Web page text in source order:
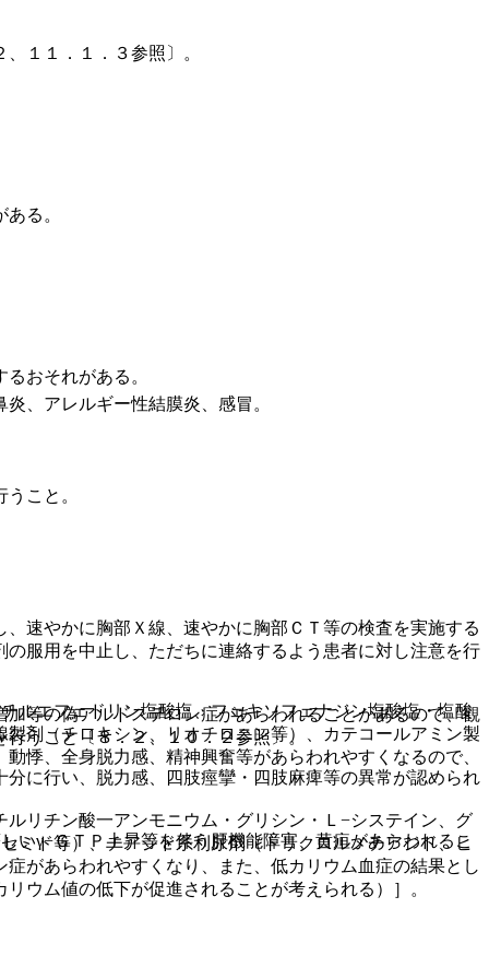
１１．１．３参照〕。
る。
おそれがある。
ルエフェドリン塩酸塩、フェキソフェナジン塩酸塩・塩酸
剤（チロキシン、リオチロニン等）、カテコールアミン製
悸、全身脱力感、精神興奮等があらわれやすくなるので、
リチン酸一アンモニウム・グリシン・Ｌ−システイン、グ
ミド等）、チアジド系利尿剤（トリクロルメチアジド、ヒ
があらわれやすくなり、また、低カリウム血症の結果とし
ウム値の低下が促進されることが考えられる）］。
、アレルギー性結膜炎、感冒。
こと。
速やかに胸部Ｘ線、速やかに胸部ＣＴ等の検査を実施する
服用を中止し、ただちに連絡するよう患者に対し注意を行
等の偽アルドステロン症があらわれることがあるので、観
うこと〔８．２、１０．２参照〕。
に行い、脱力感、四肢痙攣・四肢麻痺等の異常が認められ
γ−ＧＴＰ上昇等を伴う肝機能障害、黄疸があらわれるこ